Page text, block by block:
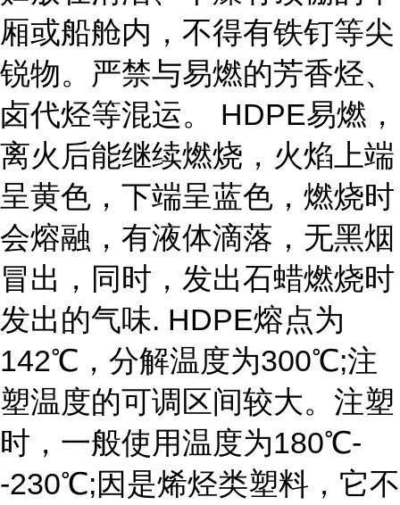
厢或船舱内，不得有铁钉等尖
锐物。严禁与易燃的芳香烃、
卤代烃等混运。 HDPE易燃，
离火后能继续燃烧，火焰上端
呈黄色，下端呈蓝色，燃烧时
会熔融，有液体滴落，无黑烟
冒出，同时，发出石蜡燃烧时
发出的气味. HDPE熔点为
142℃，分解温度为300℃;注
塑温度的可调区间较大。注塑
时，一般使用温度为180℃-
-230℃;因是烯烃类塑料，它不